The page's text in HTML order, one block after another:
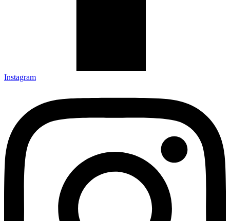
Instagram